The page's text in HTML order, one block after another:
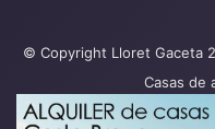
© Copyright Lloret Gaceta
Casas de